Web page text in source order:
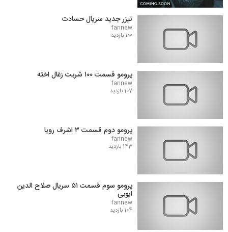
تیزر جدید سریال حسادت
fannew
100 بازدید
پرومو قسمت ۱۰۰ شربت زغال اخته
fannew
107 بازدید
پرومو دوم قسمت ۳ اشرف رویا
fannew
143 بازدید
پرومو سوم قسمت ۵۱ سریال صلاح الدین
ایوبی
fannew
104 بازدید